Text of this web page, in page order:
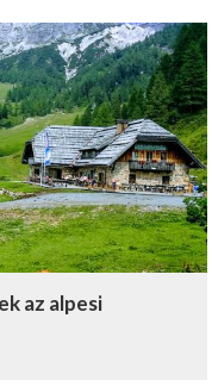
az alpesi